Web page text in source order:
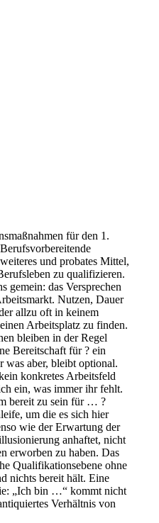
für den 1.
und probates Mittel,
zu qualifizieren.
gemein: das Versprechen
Nutzen, Dauer
allzu oft in keinem
Arbeitsplatz zu finden.
bleiben in der Regel
Bereitschaft für ? ein
was aber, bleibt optional.
konkretes Arbeitsfeld
ein, was immer ihr fehlt.
bereit zu sein für … ?
um die es sich hier
wie der Erwartung der
anhaftet, nicht
erworben zu haben. Das
Qualifikationsebene ohne
nichts bereit hält. Eine
„Ich bin …“ kommt nicht
Verhältnis von